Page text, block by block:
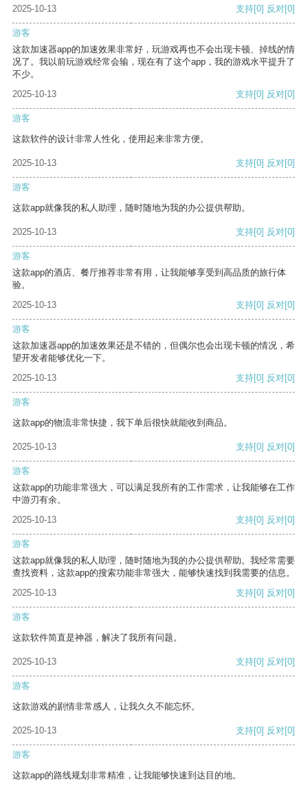
2025-10-13 支持[0] 反对[0]
游客
这款加速器app的加速效果非常好，玩游戏再也不会出现卡顿、掉线的情
况了。我以前玩游戏经常会输，现在有了这个app，我的游戏水平提升了
不少。
2025-10-13
支持[0] 反对[0]
游客
这款软件的设计非常人性化，使用起来非常方便。
2025-10-13 支持[0] 反对[0]
游客
这款app就像我的私人助理，随时随地为我的办公提供帮助。
2025-10-13 支持[0] 反对[0]
游客
这款app的酒店、餐厅推荐非常有用，让我能够享受到高品质的旅行体
验。
2025-10-13
支持[0] 反对[0]
游客
这款加速器app的加速效果还是不错的，但偶尔也会出现卡顿的情况，希
望开发者能够优化一下。
2025-10-13
支持[0] 反对[0]
游客
这款app的物流非常快捷，我下单后很快就能收到商品。
2025-10-13 支持[0] 反对[0]
游客
这款app的功能非常强大，可以满足我所有的工作需求，让我能够在工作
中游刃有余。
2025-10-13
支持[0] 反对[0]
游客
这款app就像我的私人助理，随时随地为我的办公提供帮助。我经常需要
查找资料，这款app的搜索功能非常强大，能够快速找到我需要的信息。
2025-10-13
支持[0] 反对[0]
游客
这款软件简直是神器，解决了我所有问题。
2025-10-13 支持[0] 反对[0]
游客
这款游戏的剧情非常感人，让我久久不能忘怀。
2025-10-13 支持[0] 反对[0]
游客
这款app的路线规划非常精准，让我能够快速到达目的地。